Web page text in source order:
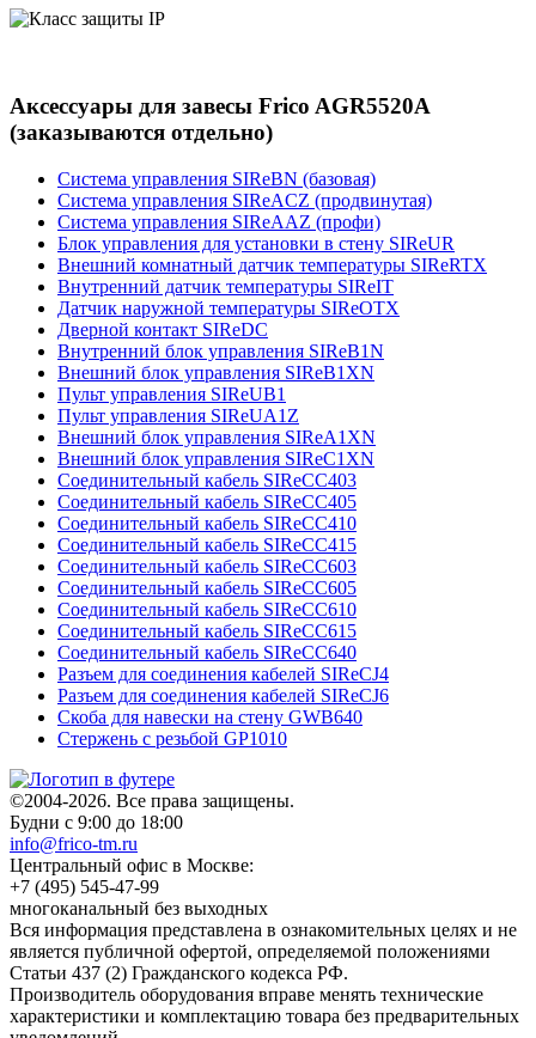
Аксессуары для завесы Frico AGR5520A
(заказываются отдельно)
Система управления SIReBN (базовая)
Система управления SIReACZ (продвинутая)
Система управления SIReAAZ (профи)
Блок управления для установки в стену SIReUR
Внешний комнатный датчик температуры SIReRTX
Внутренний датчик температуры SIReIT
Датчик наружной температуры SIReOTX
Дверной контакт SIReDC
Внутренний блок управления SIReB1N
Внешний блок управления SIReB1XN
Пульт управления SIReUB1
Пульт управления SIReUA1Z
Внешний блок управления SIReA1XN
Внешний блок управления SIReC1XN
Соединительный кабель SIReCC403
Соединительный кабель SIReCC405
Соединительный кабель SIReCC410
Соединительный кабель SIReCC415
Соединительный кабель SIReCC603
Соединительный кабель SIReCC605
Соединительный кабель SIReCC610
Соединительный кабель SIReCC615
Соединительный кабель SIReCC640
Разъем для соединения кабелей SIReCJ4
Разъем для соединения кабелей SIReCJ6
Скоба для навески на стену GWB640
Стержень с резьбой GP1010
©2004-2026. Все права защищены.
Будни с 9:00 до 18:00
info@frico-tm.ru
Центральный офис в Москве:
+7 (495) 545-47-99
многоканальный без выходных
Вся информация представлена в ознакомительных целях и не
является публичной офертой, определяемой положениями
Статьи 437 (2) Гражданского кодекса РФ.
Производитель оборудования вправе менять технические
характеристики и комплектацию товара без предварительных